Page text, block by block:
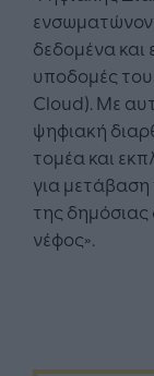
δεδομένα και
υποδομές
Cloud). Με
ψηφιακή
τομέα και
για
της δημόσιας
νέφος».